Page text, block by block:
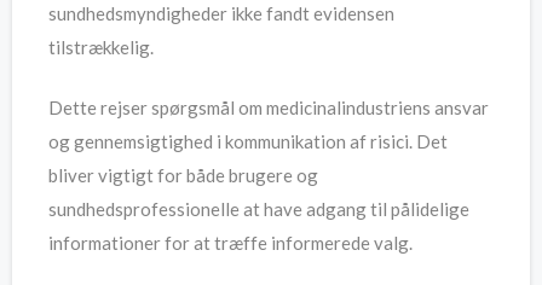
sundhedsmyndigheder ikke fandt evidensen
tilstrækkelig.
Dette rejser spørgsmål om medicinalindustriens ansvar
og gennemsigtighed i kommunikation af risici. Det
bliver vigtigt for både brugere og
sundhedsprofessionelle at have adgang til pålidelige
informationer for at træffe informerede valg.